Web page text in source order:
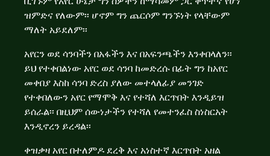
ዝምድና የለውም፡፡ ሆኖም ግን ጨርሶም ግንኙነት የላቸውም
ማለት አይደለም፡፡
አየርን ወደ ሳንባችን በአፋችን እና በአፍንጫችን እንቀበላለን፡፡
ይህ የተቀበልነው አየር ወደ ሳንባ ከመድረሱ በፊት ግን ከአየር
መቀበያ እስከ ሳንባ ድረስ ያለው መተላለፊያ መንገድ
የተቀበለውን አየር የማሞቅ እና የተሻለ እርጥበት እንዲይዝ
ይሰራል፡፡ በዚህም ሰውነታችን የተሻለ የመተንፈስ ስነስርአት
እንዲኖረን ይረዳል፡፡
ቀዝቃዛ አየር በተለምዶ ደረቅ እና አነስተኛ እርጥበት አዘል